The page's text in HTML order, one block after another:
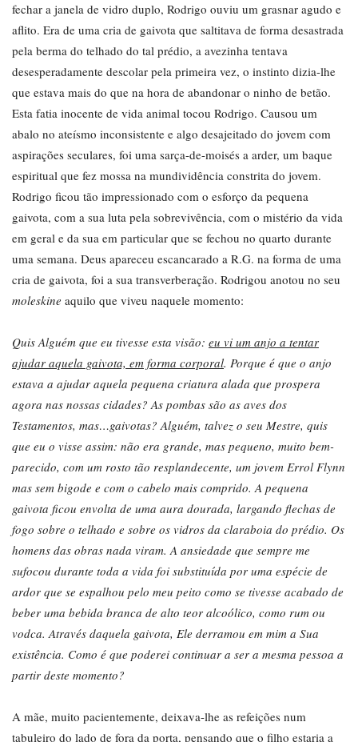
fechar a janela de vidro duplo, Rodrigo ouviu um grasnar agudo e
aflito. Era de uma cria de gaivota que saltitava de forma desastrada
pela berma do telhado do tal prédio, a avezinha tentava
desesperadamente descolar pela primeira vez, o instinto dizia-lhe
que estava mais do que na hora de abandonar o ninho de betão.
Esta fatia inocente de vida animal tocou Rodrigo. Causou um
abalo no ateísmo inconsistente e algo desajeitado do jovem com
aspirações seculares, foi uma sarça-de-moisés a arder, um baque
espiritual que fez mossa na mundividência constrita do jovem.
Rodrigo ficou tão impressionado com o esforço da pequena
gaivota, com a sua luta pela sobrevivência, com o mistério da vida
em geral e da sua em particular que se fechou no quarto durante
uma semana. Deus apareceu escancarado a R.G. na forma de uma
cria de gaivota, foi a sua transverberação. Rodrigou anotou no seu
moleskine aquilo que viveu naquele momento:
Quis Alguém que eu tivesse esta visão: eu vi um anjo a tentar
ajudar aquela gaivota, em forma corporal. Porque é que o anjo
estava a ajudar aquela pequena criatura alada que prospera
agora nas nossas cidades? As pombas são as aves dos
Testamentos, mas…gaivotas? Alguém, talvez o seu Mestre, quis
que eu o visse assim: não era grande, mas pequeno, muito bem-
parecido, com um rosto tão resplandecente, um jovem Errol Flynn
mas sem bigode e com o cabelo mais comprido. A pequena
gaivota ficou envolta de uma aura dourada, largando flechas de
fogo sobre o telhado e sobre os vidros da claraboia do prédio. Os
homens das obras nada viram. A ansiedade que sempre me
sufocou durante toda a vida foi substituída por uma espécie de
ardor que se espalhou pelo meu peito como se tivesse acabado de
beber uma bebida branca de alto teor alcoólico, como rum ou
vodca. Através daquela gaivota, Ele derramou em mim a Sua
existência. Como é que poderei continuar a ser a mesma pessoa a
partir deste momento?
A mãe, muito pacientemente, deixava-lhe as refeições num
tabuleiro do lado de fora da porta, pensando que o filho estaria a